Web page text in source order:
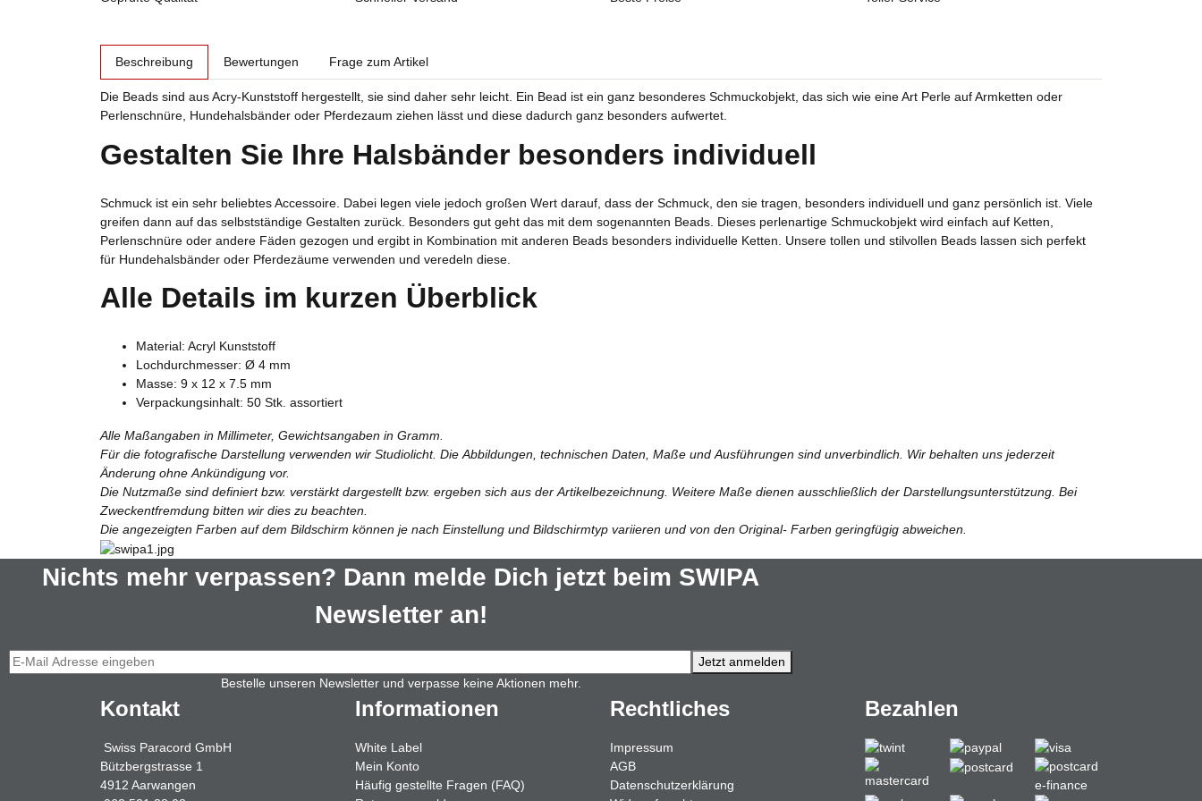
Beschreibung Bewertungen Frage zum Artikel
Die Beads sind aus Acry-Kunststoff hergestellt, sie sind daher sehr leicht. Ein Bead ist ein ganz besonderes Schmuckobjekt, das sich wie eine Art Perle auf Armketten oder
Perlenschnüre, Hundehalsbänder oder Pferdezaum ziehen lässt und diese dadurch ganz besonders aufwertet.
Gestalten Sie Ihre Halsbänder besonders individuell
Schmuck ist ein sehr beliebtes Accessoire. Dabei legen viele jedoch großen Wert darauf, dass der Schmuck, den sie tragen, besonders individuell und ganz persönlich ist. Viele
greifen dann auf das selbstständige Gestalten zurück. Besonders gut geht das mit dem sogenannten Beads. Dieses perlenartige Schmuckobjekt wird einfach auf Ketten,
Perlenschnüre oder andere Fäden gezogen und ergibt in Kombination mit anderen Beads besonders individuelle Ketten. Unsere tollen und stilvollen Beads lassen sich perfekt
für Hundehalsbänder oder Pferdezäume verwenden und veredeln diese.
Alle Details im kurzen Überblick
Material: Acryl Kunststoff
Lochdurchmesser: Ø 4 mm
Masse: 9 x 12 x 7.5 mm
Verpackungsinhalt: 50 Stk. assortiert
Alle Maßangaben in Millimeter, Gewichtsangaben in Gramm.
Für die fotografische Darstellung verwenden wir Studiolicht. Die Abbildungen, technischen Daten, Maße und Ausführungen sind unverbindlich. Wir behalten uns jederzeit
Änderung ohne Ankündigung vor.
Die Nutzmaße sind definiert bzw. verstärkt dargestellt bzw. ergeben sich aus der Artikelbezeichnung. Weitere Maße dienen ausschließlich der Darstellungsunterstützung. Bei
Zweckentfremdung bitten wir dies zu beachten.
Die angezeigten Farben auf dem Bildschirm können je nach Einstellung und Bildschirmtyp variieren und von den Original- Farben geringfügig abweichen.
Nichts mehr verpassen? Dann melde Dich jetzt beim SWIPA
Newsletter an!
Jetzt anmelden
Bestelle unseren Newsletter und verpasse keine Aktionen mehr.
Kontakt
Swiss Paracord GmbH
Bützbergstrasse 1
4912 Aarwangen
Informationen
White Label
Mein Konto
Häufig gestellte Fragen (FAQ)
Rechtliches
Impressum
AGB
Datenschutzerklärung
Bezahlen